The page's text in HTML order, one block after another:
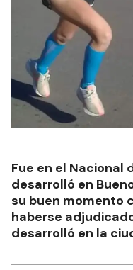
Fue en el Nacional
desarrolló en
su buen momento
haberse
desarrolló en la